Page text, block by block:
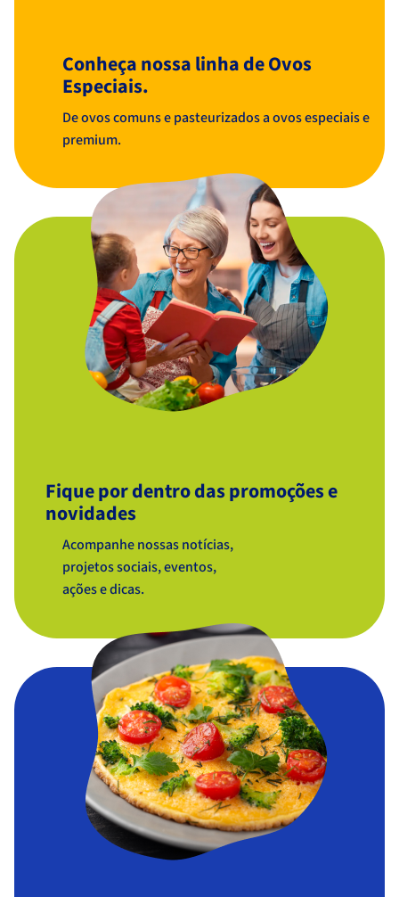
Conheça nossa linha de Ovos
Especiais.
De ovos comuns e pasteurizados a ovos especiais e
premium.
Fique por dentro das promoções e
novidades
Acompanhe nossas notícias,
projetos sociais, eventos,
ações e dicas.